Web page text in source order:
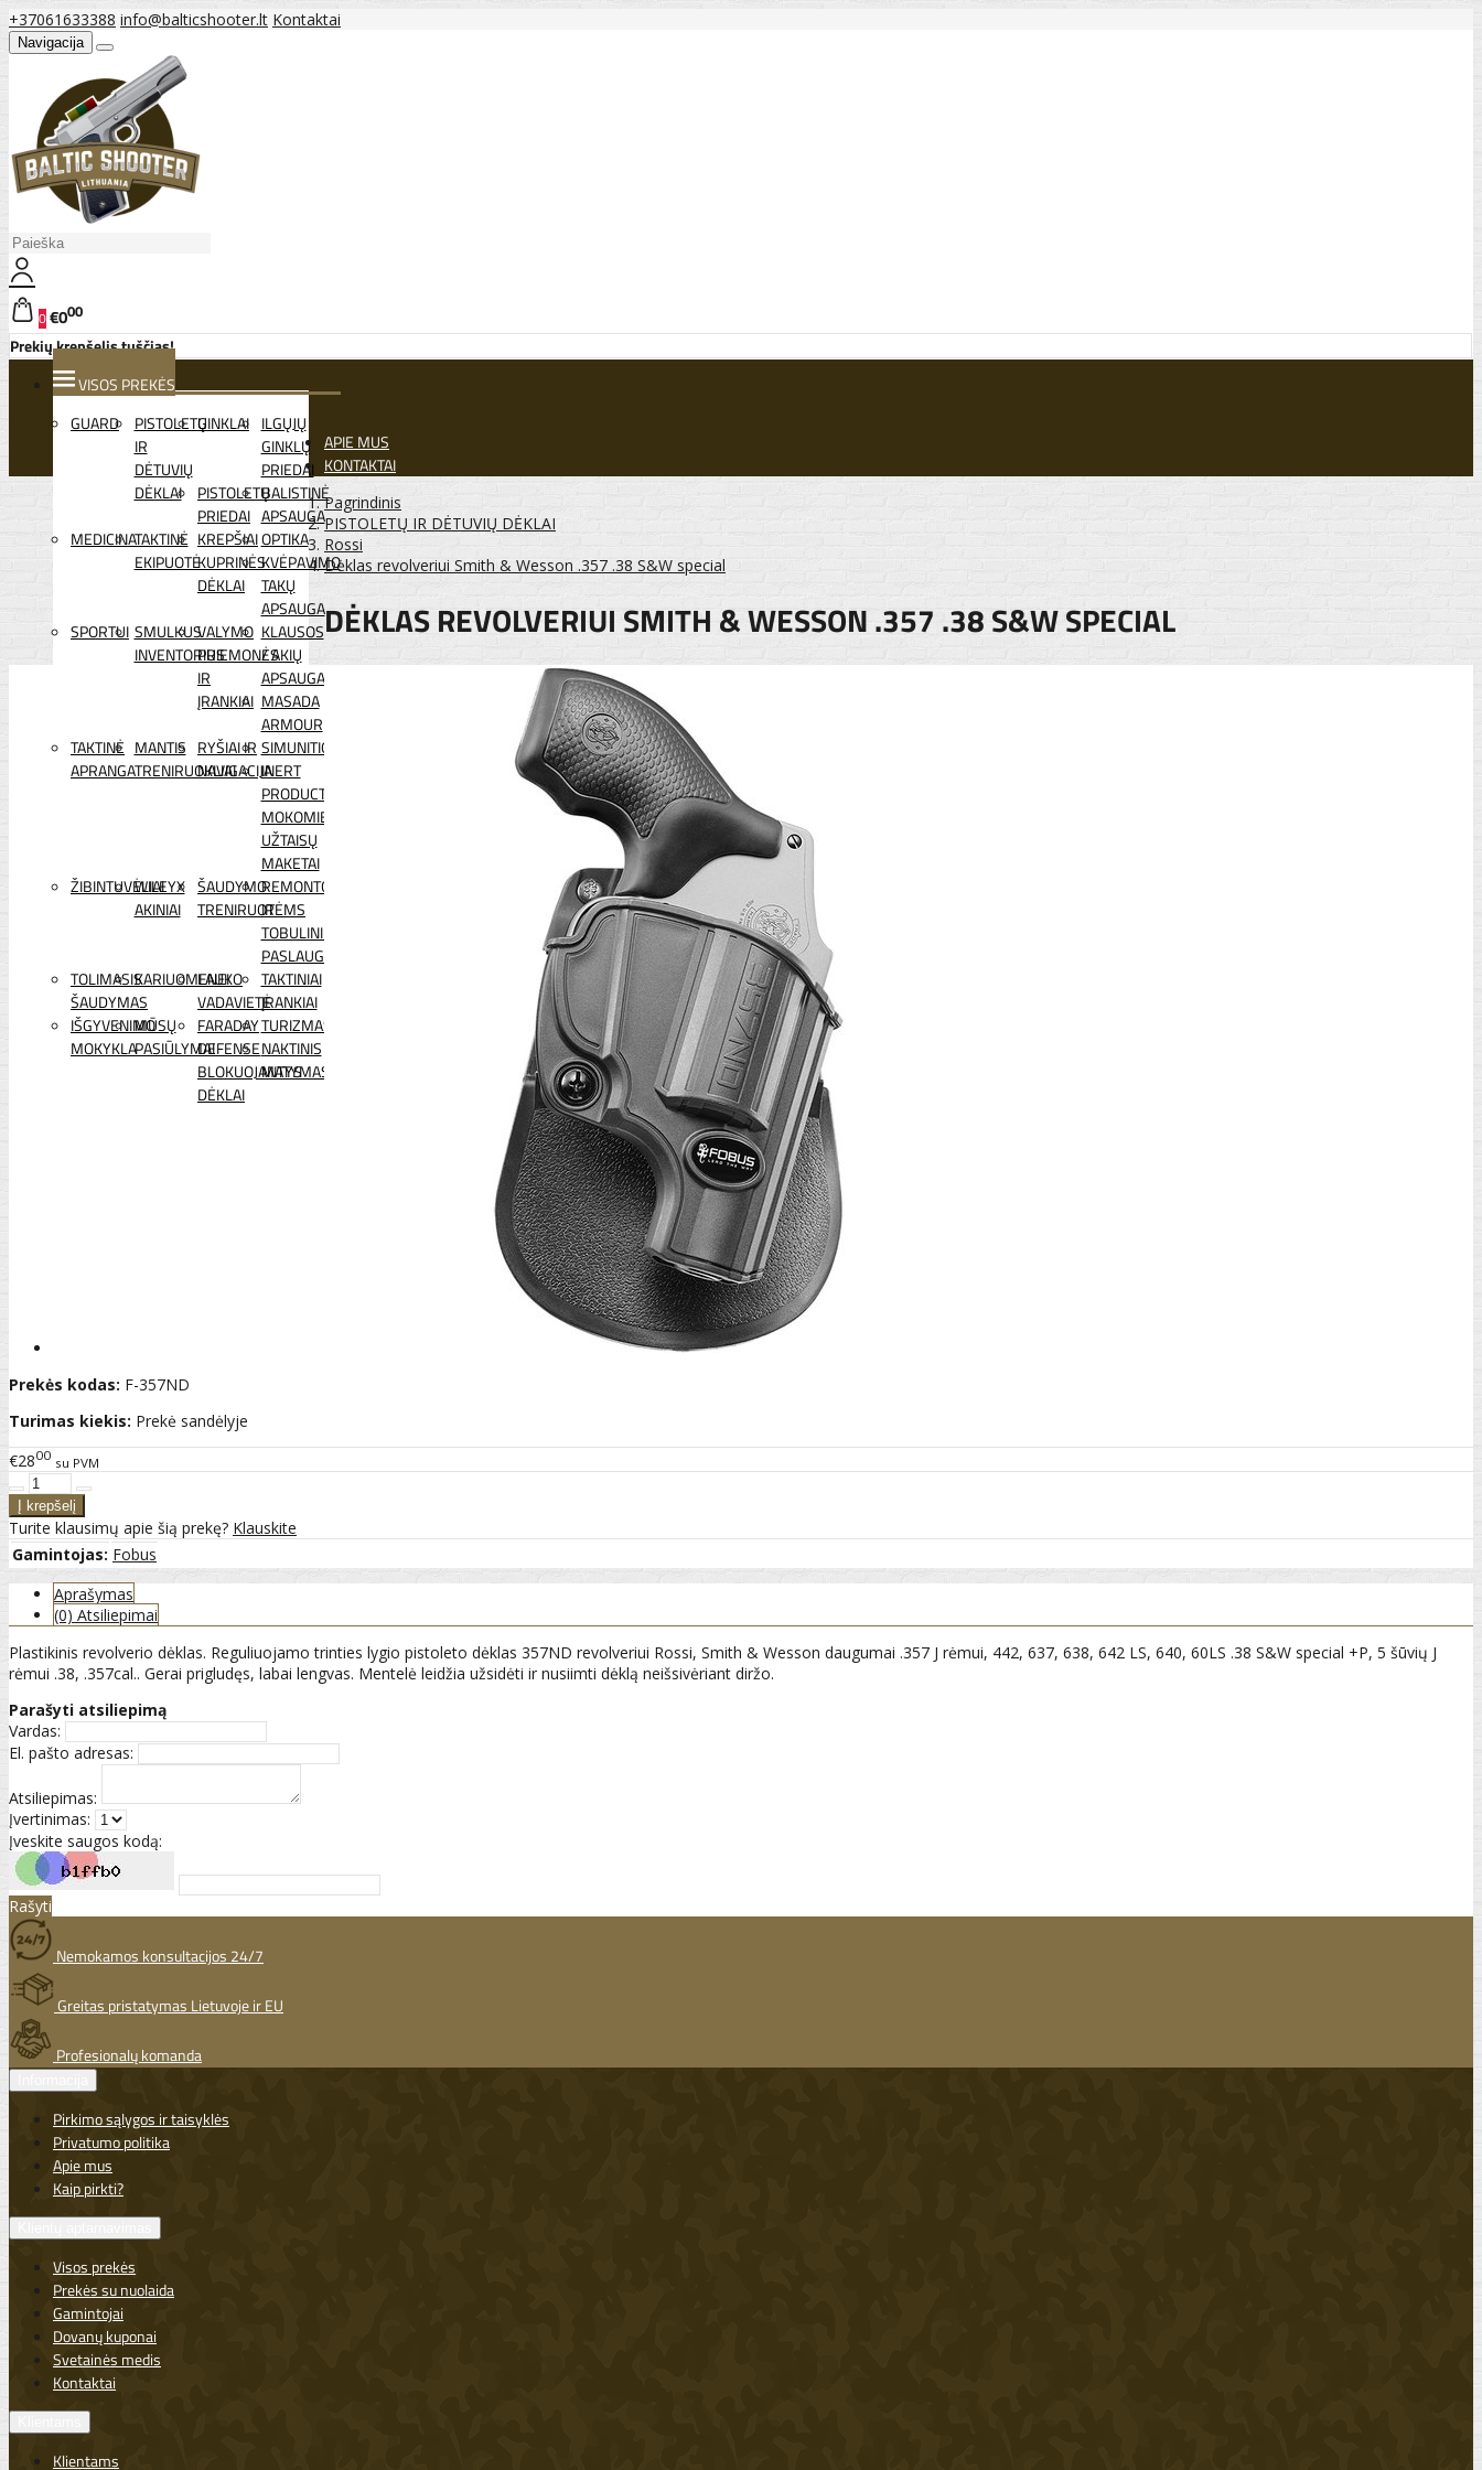
+37061633388 info@balticshooter.lt Kontaktai
Navigacija
0€000
Prekių krepšelis tuščias!
VISOS PREKĖS
GUARD
PISTOLETŲ
IR
DĖTUVIŲ
DĖKLAI
GINKLAI ILGŲJŲ
GINKLŲ
PRIEDAI
PISTOLETŲ
PRIEDAI
BALISTINĖ
APSAUGA
MEDICINATAKTINĖ
EKIPUOTĖ
KREPŠIAI
KUPRINĖS
DĖKLAI
OPTIKA
KVĖPAVIMO
TAKŲ
APSAUGA
SPORTUI SMULKUS
INVENTORIUS
VALYMO
PRIEMONĖS
IR
ĮRANKIAI
KLAUSOS
/ AKIŲ
APSAUGA
MASADA
ARMOUR
TAKTINĖ
APRANGA
MANTIS
TRENIRUOKLIAI
RYŠIAI IR
NAVIGACIJA
SIMUNITION
INERT
PRODUCTS
MOKOMIEJI
UŽTAISŲ
MAKETAI
ŽIBINTUVĖLIAI
WILEYX
AKINIAI
ŠAUDYMO
TRENIRUOTĖMS
REMONTO
IR
TOBULINIMO
PASLAUGOS
TOLIMASIS
ŠAUDYMAS
KARIUOMENEI
LAUKO
VADAVIETĖ
TAKTINIAI
ĮRANKIAI
IŠGYVENIMO
MOKYKLA
MŪSŲ
PASIŪLYMAI
FARADAY
DEFENSE
BLOKUOJANTYS
DĖKLAI
TURIZMAS
NAKTINIS
MATYMAS
APIE MUS
KONTAKTAI
Pagrindinis
PISTOLETŲ IR DĖTUVIŲ DĖKLAI
Rossi
Dėklas revolveriui Smith & Wesson .357 .38 S&W special
DĖKLAS REVOLVERIUI SMITH & WESSON .357 .38 S&W SPECIAL
Prekės kodas: F-357ND
Turimas kiekis: Prekė sandėlyje
€2800 su PVM
Turite klausimų apie šią prekę? Klauskite
Gamintojas: Fobus
Aprašymas
(0) Atsiliepimai
Plastikinis revolverio dėklas. Reguliuojamo trinties lygio pistoleto dėklas 357ND revolveriui Rossi, Smith & Wesson daugumai .357 J rėmui, 442, 637, 638, 642 LS, 640, 60LS .38 S&W special +P, 5 šūvių J
rėmui .38, .357cal.. Gerai prigludęs, labai lengvas. Mentelė leidžia užsidėti ir nusiimti dėklą neišsivėriant diržo.
Parašyti atsiliepimą
Vardas:
El. pašto adresas:
Atsiliepimas:
Įvertinimas:
Įveskite saugos kodą:
Rašyti
Nemokamos konsultacijos 24/7
Greitas pristatymas Lietuvoje ir EU
Profesionalų komanda
Pirkimo sąlygos ir taisyklės
Privatumo politika
Apie mus
Kaip pirkti?
Visos prekės
Prekės su nuolaida
Gamintojai
Dovanų kuponai
Svetainės medis
Kontaktai
Klientams